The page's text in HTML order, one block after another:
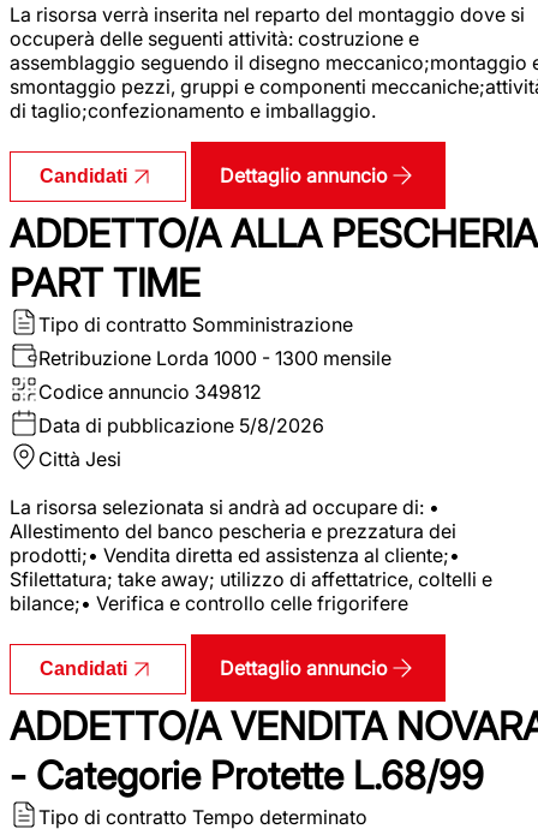
La risorsa verrà inserita nel reparto del montaggio dove si
occuperà delle seguenti attività: costruzione e
assemblaggio seguendo il disegno meccanico;montaggio
smontaggio pezzi, gruppi e componenti
di taglio;confezionamento e imballaggio.
Candidati Dettaglio annuncio
ADDETTO/A ALLA PESCHERIA
PART TIME
Tipo di contratto Somministrazione
Retribuzione Lorda 1000 - 1300 mensile
Codice annuncio 349812
Data di pubblicazione 5/8/2026
Città Jesi
La risorsa selezionata si andrà ad occupare di: •
Allestimento del banco pescheria e prezzatura dei
prodotti;• Vendita diretta ed assistenza al cliente;•
Sfilettatura; take away; utilizzo di affettatrice, coltelli e
bilance;• Verifica e controllo celle frigorifere
Candidati Dettaglio annuncio
ADDETTO/A VENDITA
- Categorie Protette L.68/99
Tipo di contratto Tempo determinato